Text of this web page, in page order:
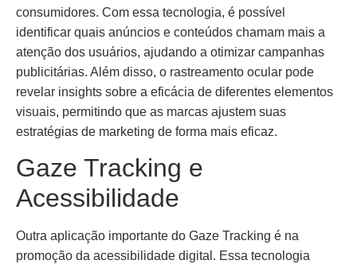
consumidores. Com essa tecnologia, é possível
identificar quais anúncios e conteúdos chamam mais a
atenção dos usuários, ajudando a otimizar campanhas
publicitárias. Além disso, o rastreamento ocular pode
revelar insights sobre a eficácia de diferentes elementos
visuais, permitindo que as marcas ajustem suas
estratégias de marketing de forma mais eficaz.
Gaze Tracking e
Acessibilidade
Outra aplicação importante do Gaze Tracking é na
promoção da acessibilidade digital. Essa tecnologia